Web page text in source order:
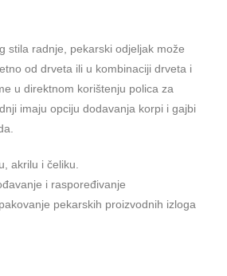
stila radnje, pekarski odjeljak može
od drveta ili u kombinaciji drveta i
u direktnom korištenju polica za
imaju opciju dodavanja korpi i gajbi
akrilu i čeliku.
i raspoređivanje
pekarskih proizvodnih izloga